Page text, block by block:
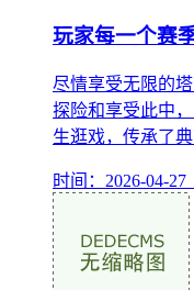
玩家每一个赛
尽情享受无限的
探险和享受此中
生逛戏，传承了
时间：2026-04-27